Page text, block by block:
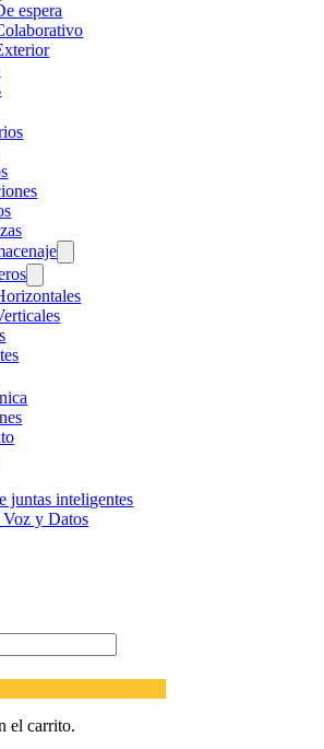
espera
juntas inteligentes
Voz y Datos
el carrito.